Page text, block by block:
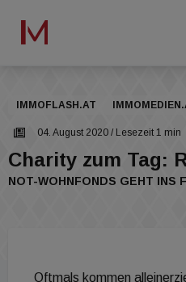
IMMOFLASH.AT
04. August 2020 / Lesezeit 1 min
Charity zum Tag:
NOT-WOHNFONDS GEHT INS
Oftmals kommen